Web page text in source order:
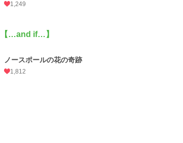
1,249
【…and if…】
ノースポールの花の奇跡
1,812